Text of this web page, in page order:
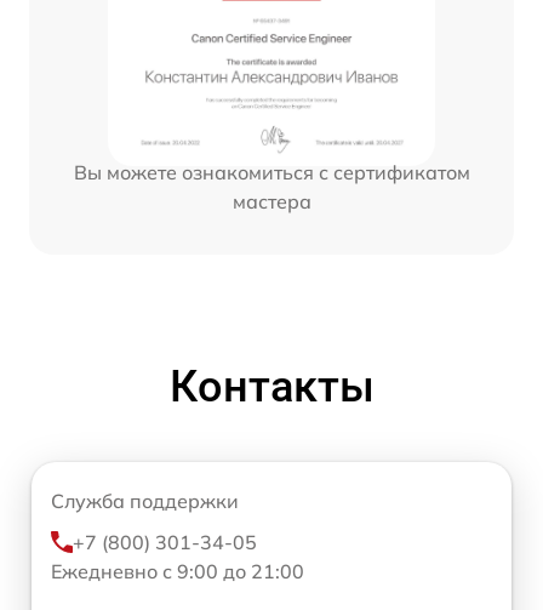
Вы можете ознакомиться с сертификатом
мастера
Контакты
Служба поддержки
+7 (800) 301-34-05
Ежедневно с 9:00 до 21:00